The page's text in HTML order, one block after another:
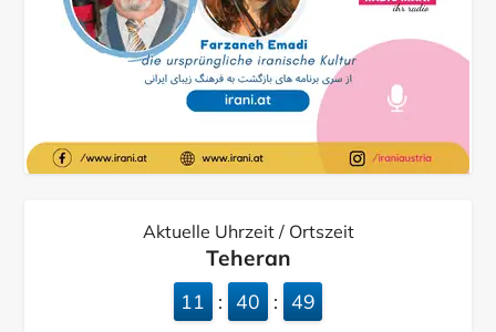
Aktuelle Uhrzeit / Ortszeit
Teheran
11 : 40 : 50